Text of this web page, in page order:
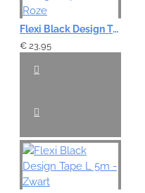
Flexi Black Design Tape L 5m - Roze
€ 23,95